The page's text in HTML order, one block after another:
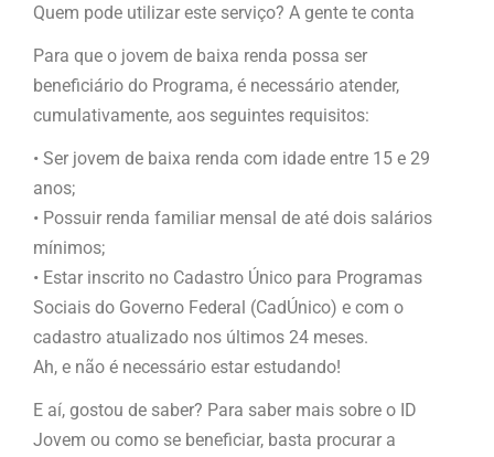
Quem pode utilizar este serviço? A gente te conta
Para que o jovem de baixa renda possa ser
beneficiário do Programa, é necessário atender,
cumulativamente, aos seguintes requisitos:
• Ser jovem de baixa renda com idade entre 15 e 29
anos;
• Possuir renda familiar mensal de até dois salários
mínimos;
• Estar inscrito no Cadastro Único para Programas
Sociais do Governo Federal (CadÚnico) e com o
cadastro atualizado nos últimos 24 meses.
Ah, e não é necessário estar estudando!
E aí, gostou de saber? Para saber mais sobre o ID
Jovem ou como se beneficiar, basta procurar a